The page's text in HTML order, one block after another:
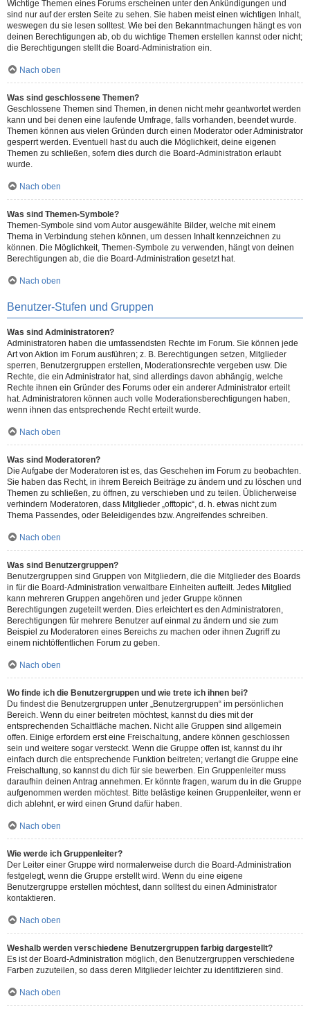
Wichtige Themen eines Forums erscheinen unter den Ankündigungen und
sind nur auf der ersten Seite zu sehen. Sie haben meist einen wichtigen Inhalt,
weswegen du sie lesen solltest. Wie bei den Bekanntmachungen hängt es von
deinen Berechtigungen ab, ob du wichtige Themen erstellen kannst oder nicht;
die Berechtigungen stellt die Board-Administration ein.
Nach oben
Was sind geschlossene Themen?
Geschlossene Themen sind Themen, in denen nicht mehr geantwortet werden
kann und bei denen eine laufende Umfrage, falls vorhanden, beendet wurde.
Themen können aus vielen Gründen durch einen Moderator oder Administrator
gesperrt werden. Eventuell hast du auch die Möglichkeit, deine eigenen
Themen zu schließen, sofern dies durch die Board-Administration erlaubt
wurde.
Nach oben
Was sind Themen-Symbole?
Themen-Symbole sind vom Autor ausgewählte Bilder, welche mit einem
Thema in Verbindung stehen können, um dessen Inhalt kennzeichnen zu
können. Die Möglichkeit, Themen-Symbole zu verwenden, hängt von deinen
Berechtigungen ab, die die Board-Administration gesetzt hat.
Nach oben
Benutzer-Stufen und Gruppen
Was sind Administratoren?
Administratoren haben die umfassendsten Rechte im Forum. Sie können jede
Art von Aktion im Forum ausführen; z. B. Berechtigungen setzen, Mitglieder
sperren, Benutzergruppen erstellen, Moderationsrechte vergeben usw. Die
Rechte, die ein Administrator hat, sind allerdings davon abhängig, welche
Rechte ihnen ein Gründer des Forums oder ein anderer Administrator erteilt
hat. Administratoren können auch volle Moderationsberechtigungen haben,
wenn ihnen das entsprechende Recht erteilt wurde.
Nach oben
Was sind Moderatoren?
Die Aufgabe der Moderatoren ist es, das Geschehen im Forum zu beobachten.
Sie haben das Recht, in ihrem Bereich Beiträge zu ändern und zu löschen und
Themen zu schließen, zu öffnen, zu verschieben und zu teilen. Üblicherweise
verhindern Moderatoren, dass Mitglieder „offtopic“, d. h. etwas nicht zum
Thema Passendes, oder Beleidigendes bzw. Angreifendes schreiben.
Nach oben
Was sind Benutzergruppen?
Benutzergruppen sind Gruppen von Mitgliedern, die die Mitglieder des Boards
in für die Board-Administration verwaltbare Einheiten aufteilt. Jedes Mitglied
kann mehreren Gruppen angehören und jeder Gruppe können
Berechtigungen zugeteilt werden. Dies erleichtert es den Administratoren,
Berechtigungen für mehrere Benutzer auf einmal zu ändern und sie zum
Beispiel zu Moderatoren eines Bereichs zu machen oder ihnen Zugriff zu
einem nichtöffentlichen Forum zu geben.
Nach oben
Wo finde ich die Benutzergruppen und wie trete ich ihnen bei?
Du findest die Benutzergruppen unter „Benutzergruppen“ im persönlichen
Bereich. Wenn du einer beitreten möchtest, kannst du dies mit der
entsprechenden Schaltfläche machen. Nicht alle Gruppen sind allgemein
offen. Einige erfordern erst eine Freischaltung, andere können geschlossen
sein und weitere sogar versteckt. Wenn die Gruppe offen ist, kannst du ihr
einfach durch die entsprechende Funktion beitreten; verlangt die Gruppe eine
Freischaltung, so kannst du dich für sie bewerben. Ein Gruppenleiter muss
daraufhin deinen Antrag annehmen. Er könnte fragen, warum du in die Gruppe
aufgenommen werden möchtest. Bitte belästige keinen Gruppenleiter, wenn er
dich ablehnt, er wird einen Grund dafür haben.
Nach oben
Wie werde ich Gruppenleiter?
Der Leiter einer Gruppe wird normalerweise durch die Board-Administration
festgelegt, wenn die Gruppe erstellt wird. Wenn du eine eigene
Benutzergruppe erstellen möchtest, dann solltest du einen Administrator
kontaktieren.
Nach oben
Weshalb werden verschiedene Benutzergruppen farbig dargestellt?
Es ist der Board-Administration möglich, den Benutzergruppen verschiedene
Farben zuzuteilen, so dass deren Mitglieder leichter zu identifizieren sind.
Nach oben